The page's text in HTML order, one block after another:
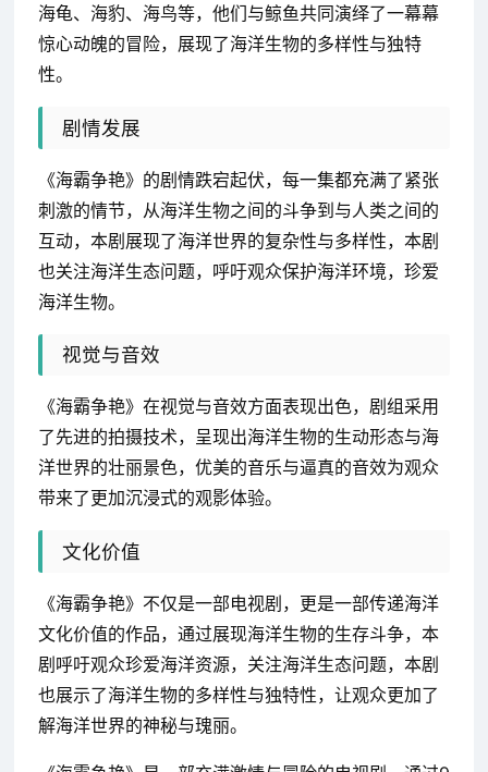
海龟、海豹、海鸟等，他们与鲸鱼共同演绎了一幕幕
惊心动魄的冒险，展现了海洋生物的多样性与独特
性。
剧情发展
《海霸争艳》的剧情跌宕起伏，每一集都充满了紧张
刺激的情节，从海洋生物之间的斗争到与人类之间的
互动，本剧展现了海洋世界的复杂性与多样性，本剧
也关注海洋生态问题，呼吁观众保护海洋环境，珍爱
海洋生物。
视觉与音效
《海霸争艳》在视觉与音效方面表现出色，剧组采用
了先进的拍摄技术，呈现出海洋生物的生动形态与海
洋世界的壮丽景色，优美的音乐与逼真的音效为观众
带来了更加沉浸式的观影体验。
文化价值
《海霸争艳》不仅是一部电视剧，更是一部传递海洋
文化价值的作品，通过展现海洋生物的生存斗争，本
剧呼吁观众珍爱海洋资源，关注海洋生态问题，本剧
也展示了海洋生物的多样性与独特性，让观众更加了
解海洋世界的神秘与瑰丽。